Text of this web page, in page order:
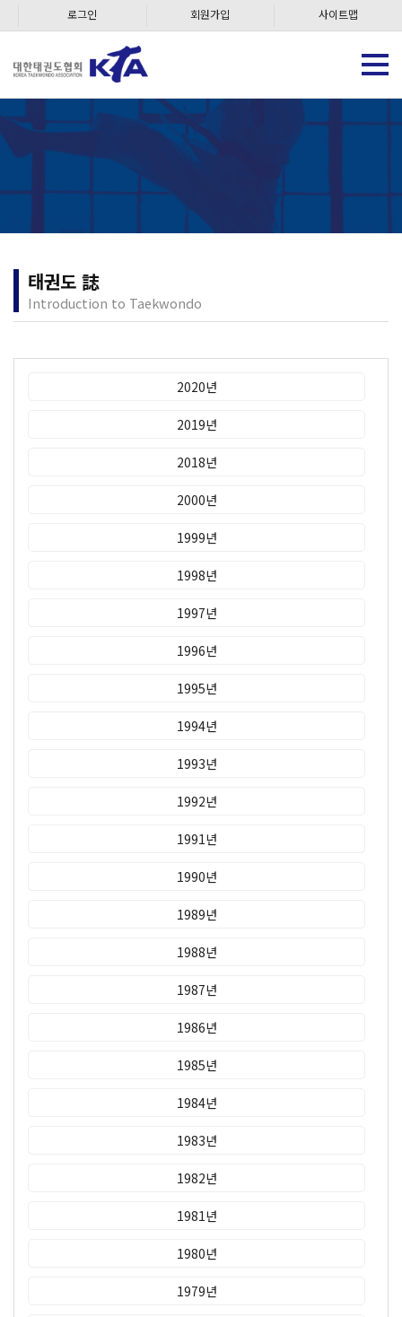
로그인 회원가입 사이트맵
태권도 誌
Introduction to Taekwondo
2020년
2019년
2018년
2000년
1999년
1998년
1997년
1996년
1995년
1994년
1993년
1992년
1991년
1990년
1989년
1988년
1987년
1986년
1985년
1984년
1983년
1982년
1981년
1980년
1979년